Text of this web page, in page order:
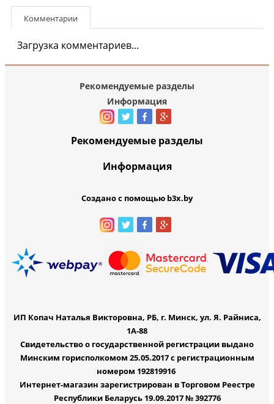
Комментарии
Загрузка комментариев...
Рекомендуемые разделы
Информация
Рекомендуемые разделы
Информация
Создано с помощью b3x.by
ИП Копач Наталья Викторовна, РБ, г. Минск, ул. Я. Райниса,
1А-88
Свидетельство о государственной регистрации выдано
Минским горисполкомом 25.05.2017 с регистрационным
номером 192819916
Интернет-магазин зарегистрирован в Торговом Реестре
Республики Беларусь 19.09.2017 № 392776